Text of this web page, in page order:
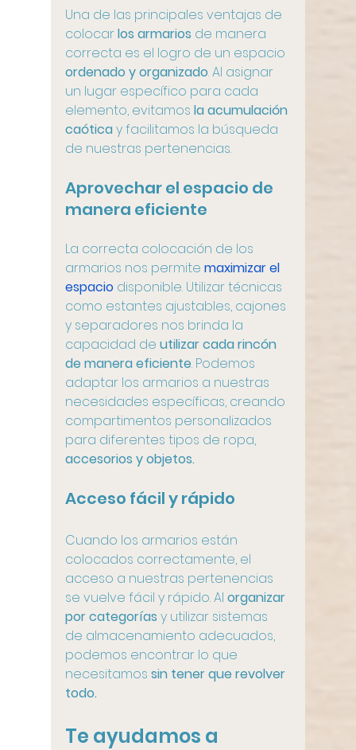
Una de las principales ventajas de
colocar los armarios de manera
correcta es el logro de un espacio
ordenado y organizado. Al asignar
un lugar específico para cada
elemento, evitamos la acumulación
caótica y facilitamos la búsqueda
de nuestras pertenencias.
Aprovechar el espacio de
manera eficiente
La correcta colocación de los
armarios nos permite maximizar el
espacio disponible. Utilizar técnicas
como estantes ajustables, cajones
y separadores nos brinda la
capacidad de utilizar cada rincón
de manera eficiente. Podemos
adaptar los armarios a nuestras
necesidades específicas, creando
compartimentos personalizados
para diferentes tipos de ropa,
accesorios y objetos.
Acceso fácil y rápido
Cuando los armarios están
colocados correctamente, el
acceso a nuestras pertenencias
se vuelve fácil y rápido. Al organizar
por categorías y utilizar sistemas
de almacenamiento adecuados,
podemos encontrar lo que
necesitamos sin tener que revolver
todo.
Te ayudamos a